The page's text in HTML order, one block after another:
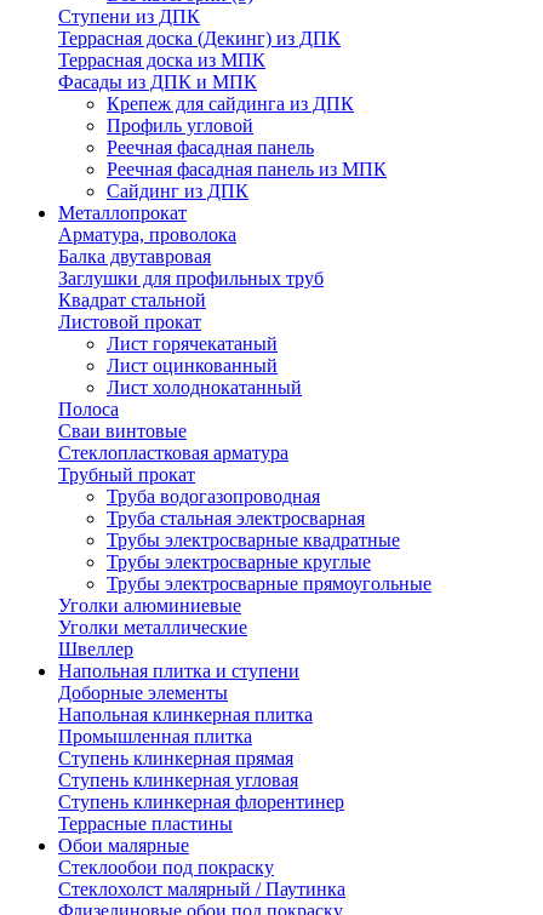
Ступени из ДПК
Террасная доска (Декинг) из ДПК
Террасная доска из МПК
Фасады из ДПК и МПК
Крепеж для сайдинга из ДПК
Профиль угловой
Реечная фасадная панель
Реечная фасадная панель из МПК
Сайдинг из ДПК
Металлопрокат
Арматура, проволока
Балка двутавровая
Заглушки для профильных труб
Квадрат стальной
Листовой прокат
Лист горячекатаный
Лист оцинкованный
Лист холоднокатанный
Полоса
Сваи винтовые
Стеклопластковая арматура
Трубный прокат
Труба водогазопроводная
Труба стальная электросварная
Трубы электросварные квадратные
Трубы электросварные круглые
Трубы электросварные прямоугольные
Уголки алюминиевые
Уголки металлические
Швеллер
Напольная плитка и ступени
Доборные элементы
Напольная клинкерная плитка
Промышленная плитка
Ступень клинкерная прямая
Ступень клинкерная угловая
Ступень клинкерная флорентинер
Террасные пластины
Обои малярные
Стеклообои под покраску
Стеклохолст малярный / Паутинка
Флизелиновые обои под покраску